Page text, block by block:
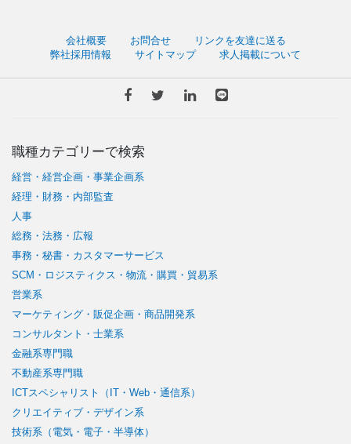
会社概要 お問合せ
リンクを友達に送る
弊社採用情報
サイトマップ 求人掲載について
職種カテゴリーで検索
経営・経営企画・事業企画系
経理・財務・内部監査
人事
総務・法務・広報
事務・秘書・カスタマーサービス
SCM・ロジスティクス・物流・購買・貿易系
営業系
マーケティング・販促企画・商品開発系
コンサルタント・士業系
金融系専門職
不動産系専門職
ICTスペシャリスト（IT・Web・通信系）
クリエイティブ・デザイン系
技術系（電気・電子・半導体）